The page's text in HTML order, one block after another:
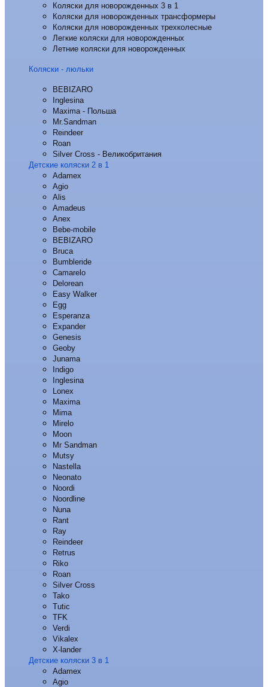
Коляски для новорожденных 3 в 1
Коляски для новорожденных трансформеры
Коляски для новорожденных трехколесные
Легкие коляски для новорожденных
Летние коляски для новорожденных
Коляски - люльки
BEBIZARO
Inglesina
Maxima - Польша
Mr.Sandman
Reindeer
Roan
Silver Cross - Великобритания
Детские коляски 2 в 1
Adamex
Agio
Alis
Amadeus
Anex
Bebe-mobile
BEBIZARO
Bruca
Bumbleride
Camarelo
Delorean
Easy Walker
Egg
Esperanza
Expander
Genesis
Geoby
Junama
Indigo
Inglesina
Lonex
Maxima
Mima
Mirelo
Moon
Mr Sandman
Mutsy
Nastella
Neonato
Noordi
Noordline
Nuna
Rant
Ray
Reindeer
Retrus
Riko
Roan
Silver Cross
Tako
Tutic
TFK
Verdi
Vikalex
X-lander
Детские коляски 3 в 1
Adamex
Agio